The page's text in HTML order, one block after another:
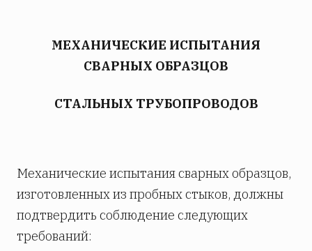
МЕХАНИЧЕСКИЕ ИСПЫТАНИЯ
СВАРНЫХ ОБРАЗЦОВ
СТАЛЬНЫХ ТРУБОПРОВОДОВ
Механические испытания сварных образцов,
изготовленных из пробных стыков, должны
подтвердить соблюдение следующих
требований: